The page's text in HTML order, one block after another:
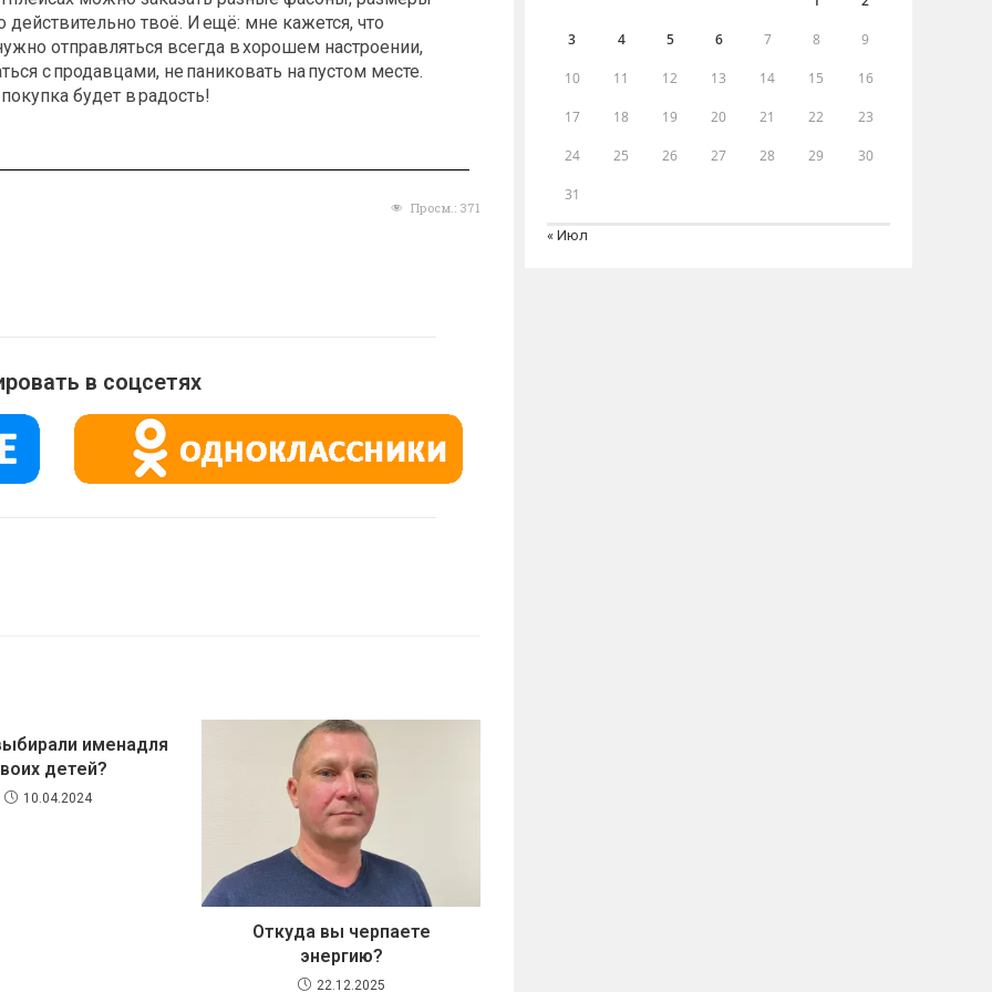
действительно твоё. И ещё: мне кажется, что
отправляться всегда в хорошем настроении,
с продавцами, не паниковать на пустом месте.
будет в радость!
Просм.: 371
в соцсетях
именадля
детей?
10.04.2024
Откуда вы черпаете
энергию?
22.12.2025
3 4 5 6 7 8 9
10 11 12 13 14 15 16
17 18 19 20 21 22 23
24 25 26 27 28 29 30
31
« Июл